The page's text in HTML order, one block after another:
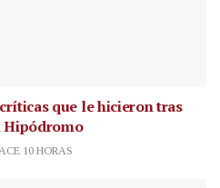
que le hicieron tras
Hipódromo
10 HORAS